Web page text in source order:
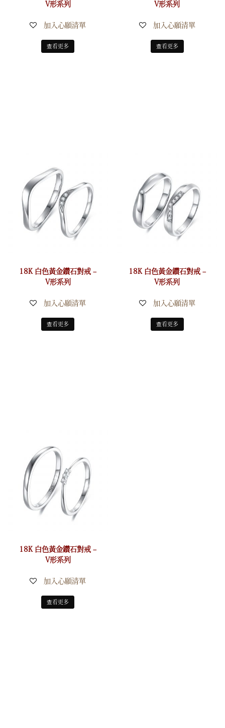
V形系列
加入心願清單
查看更多
V形系列
加入心願清單
查看更多
18K 白色黃金鑽石對戒 –
V形系列
加入心願清單
查看更多
18K 白色黃金鑽石對戒 –
V形系列
加入心願清單
查看更多
18K 白色黃金鑽石對戒 –
V形系列
加入心願清單
查看更多